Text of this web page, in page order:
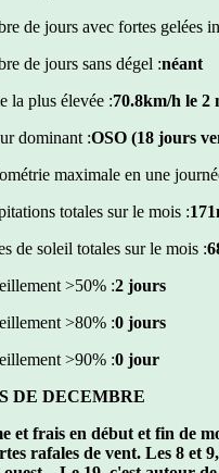
de jours avec fortes gelées
de jours sans dégel :néant
la plus élevée :70.8km/h le 2
dominant :OSO (18 jours
maximale en une
totales sur le mois :
de soleil totales sur le mois :
>50% :2 jours
>80% :0 jours
>90% :0 jour
DE DECEMBRE
et frais en début et fin de
rafales de vent. Les 8 et